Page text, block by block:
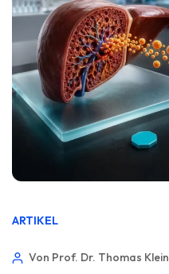
ARTIKEL
Von Prof. Dr. Thomas Klein